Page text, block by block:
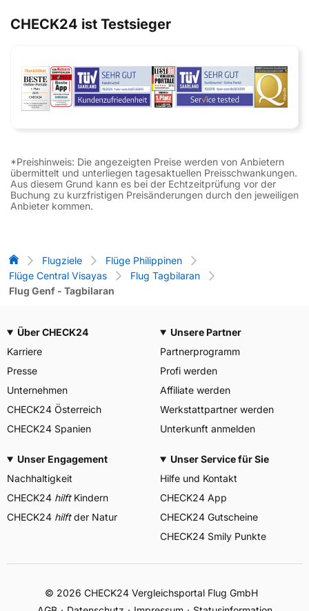
CHECK24 ist Testsieger
*Preishinweis: Die angezeigten Preise werden von Anbietern
übermittelt und unterliegen tagesaktuellen Preisschwankungen.
Aus diesem Grund kann es bei der Echtzeitprüfung vor der
Buchung zu kurzfristigen Preisänderungen durch den jeweiligen
Anbieter kommen.
Flug-Vergleich
Flugziele
Flüge Philippinen
Flüge Central Visayas
Flug Tagbilaran
Flug Genf - Tagbilaran
Über CHECK24
Karriere
Presse
Unternehmen
CHECK24 Österreich
CHECK24 Spanien
Unsere Partner
Partnerprogramm
Profi werden
Affiliate werden
Werkstattpartner werden
Unterkunft anmelden
Unser Engagement
Nachhaltigkeit
CHECK24 hilftKindern
CHECK24 hilftder Natur
Unser Service für Sie
Hilfe und Kontakt
CHECK24 App
CHECK24 Gutscheine
CHECK24 Smily Punkte
© 2026 CHECK24 Vergleichsportal Flug GmbH